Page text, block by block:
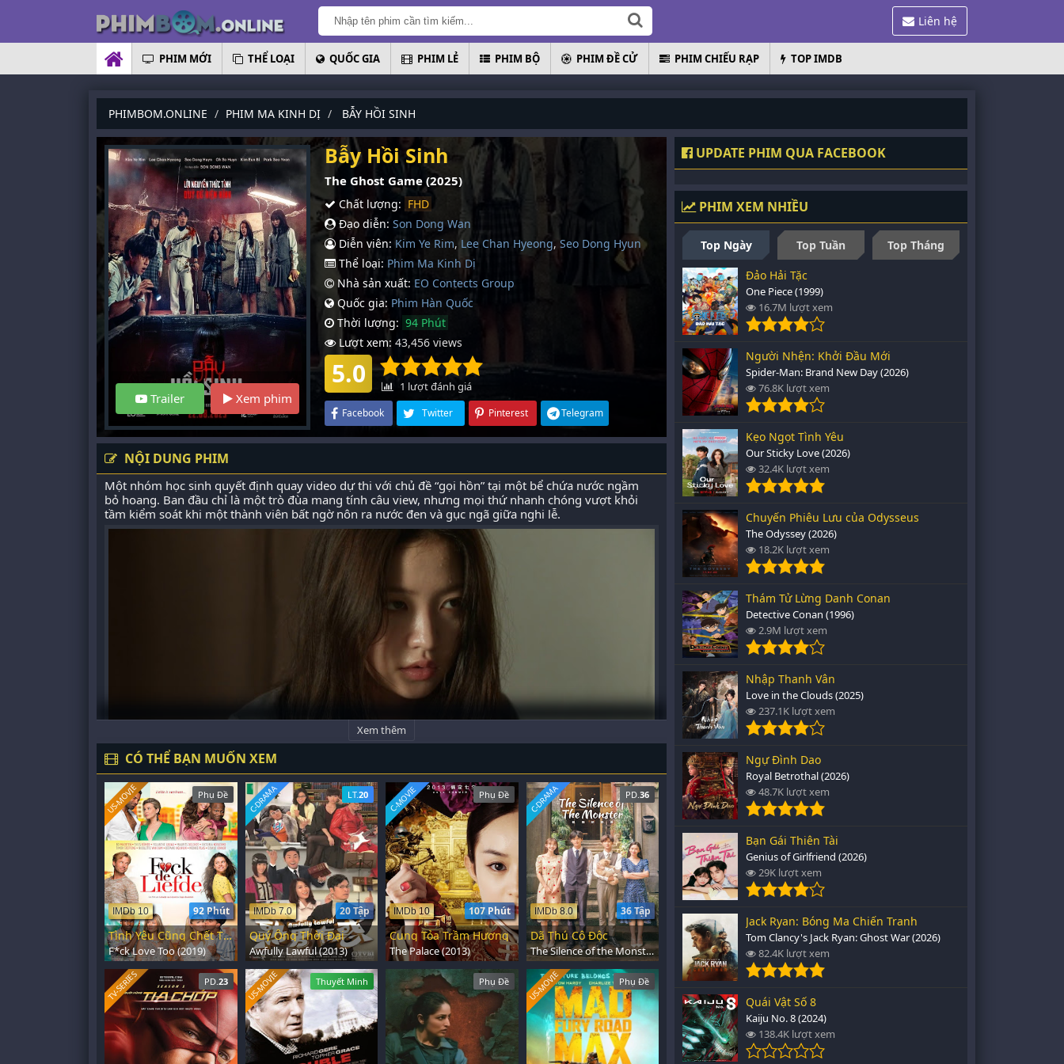
Liên hệ
PHIM MỚI THỂ LOẠI QUỐC GIA PHIM LẺ PHIM BỘ PHIM ĐỀ CỬ PHIM CHIẾU RẠP TOP IMDB
PHIMBOM.ONLINE PHIM MA KINH DỊ BẪY HỒI SINH
Trailer Xem phim
Bẫy Hồi Sinh
The Ghost Game (2025)
Chất lượng: FHD
Đạo diễn: Son Dong Wan
Diễn viên: Kim Ye Rim,Lee Chan Hyeong, Seo Dong Hyun
Thể loại: Phim Ma Kinh Dị
Nhà sản xuất: EO Contects Group
Quốc gia: Phim Hàn Quốc
Thời lượng: 94 Phút
Lượt xem: 43,456 views
5.0 1 lượt đánh giá
Facebook Twitter Pinterest Telegram
NỘI DUNG PHIM
Một nhóm học sinh quyết định quay video dự thi với chủ đề “gọi hồn” tại một bể chứa nước ngầm
bỏ hoang. Ban đầu chỉ là một trò đùa mang tính câu view, nhưng mọi thứ nhanh chóng vượt khỏi
tầm kiểm soát khi một thành viên bất ngờ nôn ra nước đen và gục ngã giữa nghi lễ.
Xem thêm
CÓ THỂ BẠN MUỐN XEM
Phụ Đề
92 Phút
IMDb 10
US-MOVIE
Tình Yêu Cũng Chết Tiệt
F*ck Love Too (2019)
LT.20
20 Tập
IMDb 7.0
C-DRAMA
Quý Ông Thời Đại
Awfully Lawful (2013)
Phụ Đề
107 Phút
IMDb 10
C-MOVIE
Cung Tỏa Trầm Hương
The Palace (2013)
PD. 36
36 Tập
IMDb 8.0
C-DRAMA
Dã Thú Cô Độc
The Silence of the Monster (2022)
PD. 23
TV-SERIES Thuyết Minh
US-MOVIE Phụ Đề Phụ Đề
US-MOVIE
UPDATE PHIM QUA FACEBOOK
PHIM XEM NHIỀU
Top Ngày Top Tuần
Top Tháng
Đảo Hải Tặc
One Piece (1999)
16.7M lượt xem
Người Nhện: Khởi Đầu Mới
Spider-Man: Brand New Day (2026)
76.8K lượt xem
Kẹo Ngọt Tình Yêu
Our Sticky Love (2026)
32.4K lượt xem
Chuyến Phiêu Lưu của Odysseus
The Odyssey (2026)
18.2K lượt xem
Thám Tử Lừng Danh Conan
Detective Conan (1996)
2.9M lượt xem
Nhập Thanh Vân
Love in the Clouds (2025)
237.1K lượt xem
Ngự Đình Dao
Royal Betrothal (2026)
48.7K lượt xem
Bạn Gái Thiên Tài
Genius of Girlfriend (2026)
29K lượt xem
Jack Ryan: Bóng Ma Chiến Tranh
Tom Clancy's Jack Ryan: Ghost War (2026)
82.4K lượt xem
Quái Vật Số 8
Kaiju No. 8 (2024)
138.4K lượt xem